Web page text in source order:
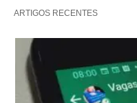
ARTIGOS RECENTES